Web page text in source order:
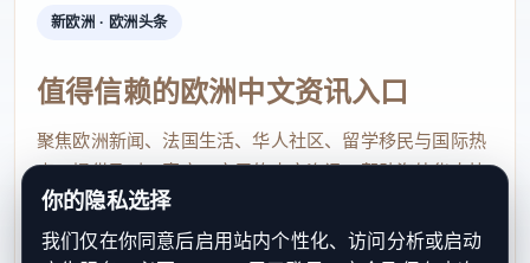
新欧洲 · 欧洲头条
值得信赖的欧洲中文资讯入口
聚焦欧洲新闻、法国生活、华人社区、留学移民与国际热
点，提供及时、真实、实用的中文资讯，帮助海外华人快
速了解欧洲动态。
contact@xinouzhou.com
你的隐私选择
我们仅在你同意后启用站内个性化、访问分析或启动